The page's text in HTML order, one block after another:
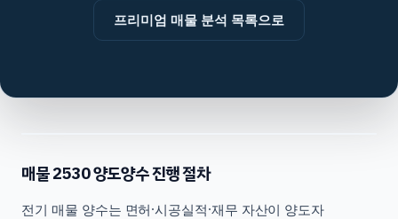
프리미엄 매물 분석 목록으로
매물2530양도양수 진행 절차
전기 매물 양수는 면허·시공실적·재무 자산이 양도자